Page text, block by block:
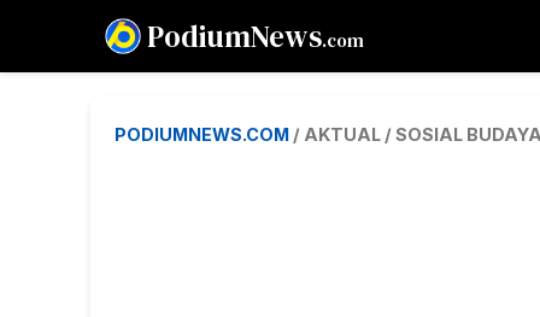
PodiumNews.com
PODIUMNEWS.COM / AKTUAL / SOSIAL